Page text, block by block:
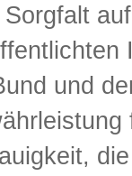
Sorgfalt
und